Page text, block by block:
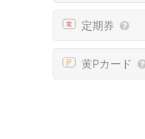
定期券
黄Pカード